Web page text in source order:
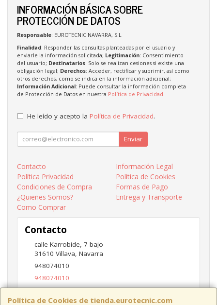
Política de Cookies de tienda.eurotecnic.com
INFORMACIÓN BÁSICA SOBRE
PROTECCIÓN DE DATOS
Responsable: EUROTECNIC NAVARRA, S.L
Finalidad: Responder las consultas planteadas por el usuario y
enviarle la información solicitada; Legitimación: Consentimiento
del usuario; Destinatarios: Solo se realizan cesiones si existe una
obligación legal; Derechos: Acceder, rectificar y suprimir, así como
otros derechos, como se indica en la información adicional;
Información Adicional: Puede consultar la información completa
de Protección de Datos en nuestra Política de Privacidad.
He leído y acepto la Política de Privacidad.
Enviar
Contacto
Información Legal
Política Privacidad
Política de Cookies
Condiciones de Compra
Formas de Pago
¿Quienes Somos?
Entrega y Transporte
Como Comprar
Contacto
calle Karrobide, 7 bajo
31610 Villava, Navarra
948074010
948074010
ventas@eurotecnic.com